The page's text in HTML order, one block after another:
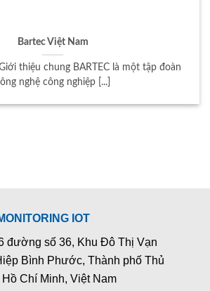
Bartec Việt Nam
thiệu chung BARTEC là một tập đoàn
nghệ công nghiệp [...]
IOT
đường số 36, Khu Đô Thị Vạn
Bình Phước, Thành phố Thủ
Chí Minh, Việt Nam